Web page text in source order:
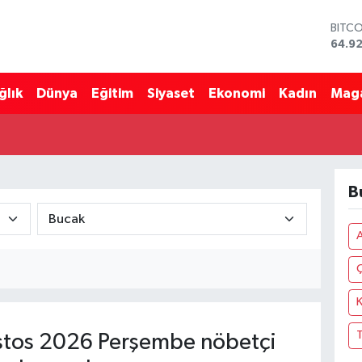
EURO
Dünya Eğitim Siyaset Ekonomi Kadın
2026 Perşembe nöbetçi